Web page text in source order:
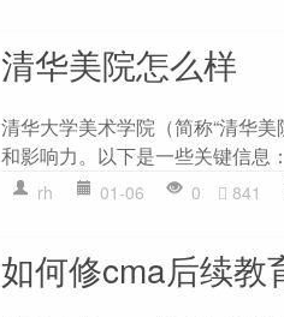
清华美院怎么样
清华大学美术学院（简称“清华
和影响力。以下是一些关键信息
rh 01-06 0 841
如何修cma后续教